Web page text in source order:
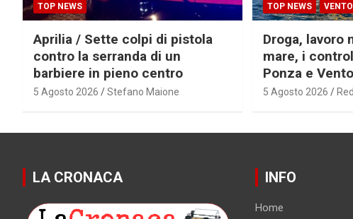
TOP NEWS
Aprilia / Sette colpi di pistola
contro la serranda di un
barbiere in pieno centro
5 Agosto 2026 Stefano Maione
TOP NEWS
Droga, lavoro
mare, i
Ponza e
5 Agosto 2026
LA CRONACA INFO
Home